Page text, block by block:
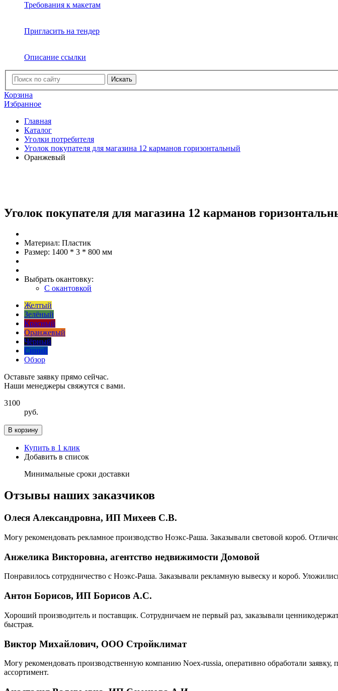
Требования к макетам
Пригласить на тендер
Описание ссылки
Искать
Корзина
Избранное
Главная
Каталог
Уголки потребителя
Уголок покупателя для магазина 12 карманов горизонтальный
Оранжевый
Уголок покупателя для магазина 12 карманов
Материал: Пластик
Размер: 1400 * 3 * 800 мм
Выбрать окантовку:
С окантовкой
Желтый
Зелёный
Красный
Оранжевый
Чёрный
Синий
Обзор
Оставьте заявку прямо сейчас.
Наши менеджеры свяжутся с вами.
3100
руб.
В корзину
Купить в 1 клик
Добавить в список
Минимальные сроки доставки
Отзывы наших заказчиков
Олеся Александровна, ИП Михеев С.В.
Могу рекомендовать рекламное производство Ноэкс-Раша. Заказывали световой короб.
Анжелика Викторовна, агентство недвижимости Домовой
Понравилось сотрудничество с Ноэкс-Раша. Заказывали рекламную вывеску и короб.
Антон Борисов, ИП Борисов А.С.
Хороший производитель и поставщик. Сотрудничаем не первый раз, заказывали
быстрая.
Виктор Михайлович, ООО Стройклимат
Могу рекомендовать производственную компанию Noex-russia, оперативно обработали
ассортимент.